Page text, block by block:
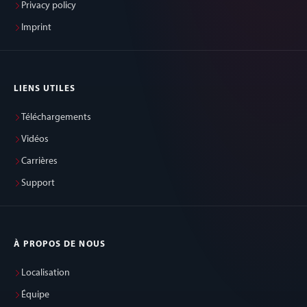
Privacy policy
Imprint
LIENS UTILES
Téléchargements
Vidéos
Carrières
Support
À PROPOS DE NOUS
Localisation
Équipe